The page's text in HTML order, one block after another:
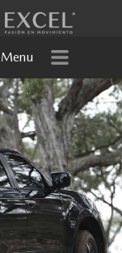
Menu